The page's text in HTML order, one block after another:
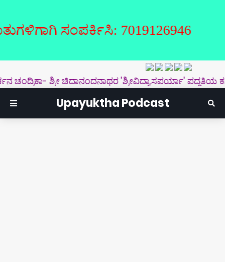
ಸಂಪರ್ಕಿಸಿ: 7019126946
ಶ್ರೀ ಚಿದಾನಂದನಾಥರ 'ಶ್ರೀವಿದ್ಯಾಸಪರ್ಯಾ' ಪದ್ಧತಿಯ ಕನ್ನಡ
Upayuktha Podcast